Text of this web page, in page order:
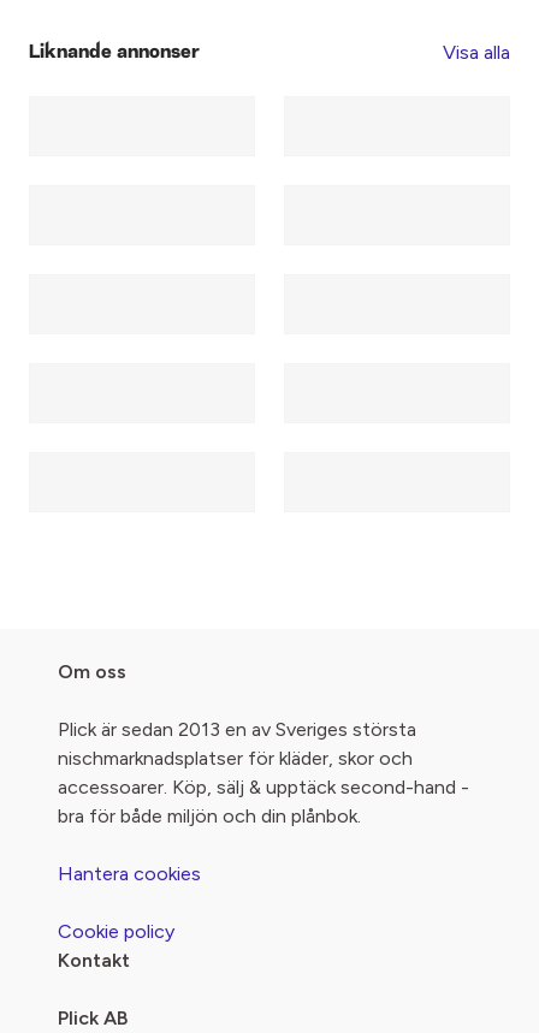
Liknande annonser Visa alla
Om oss
Plick är sedan 2013 en av Sveriges största
nischmarknadsplatser för kläder, skor och
accessoarer. Köp, sälj & upptäck second-hand -
bra för både miljön och din plånbok.
Hantera cookies
Cookie policy
Kontakt
Plick AB